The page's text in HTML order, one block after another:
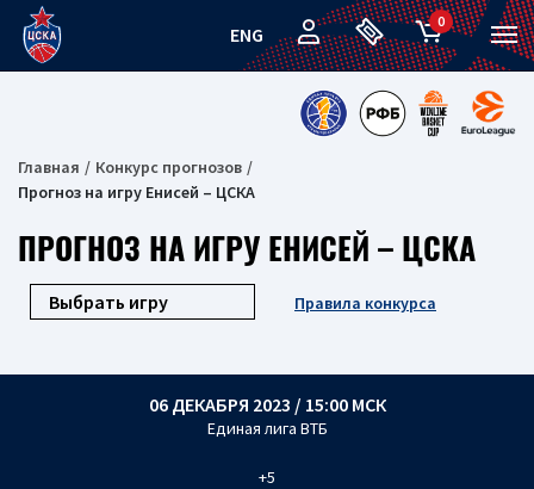
ENG
0
Главная
Конкурс прогнозов
Прогноз на игру Енисей – ЦСКА
ПРОГНОЗ НА ИГРУ ЕНИСЕЙ – ЦСКА
Правила конкурса
06 ДЕКАБРЯ 2023 / 15:00 МСК
Единая лига ВТБ
+5